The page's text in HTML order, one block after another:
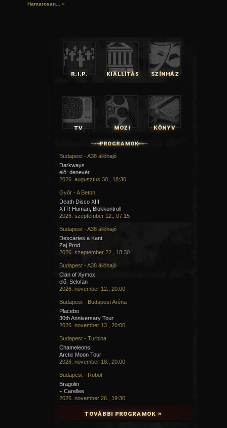
Hamarosan... »
Budapest - A38 állóhajó
Darkways
elő: denevér
2026. augusztus 30., 18:30
Győr - A Beton
Death Disco XIII
XTR Human, Blokkontroll
2026. szeptember 12., 07:15
Budapest - A38 állóhajó
Descartes a Kant
Zaj Prod.
2026. szeptember 22., 18:30
Budapest - A38 állóhajó
Clan of Xymox
elő: Selofan
2026. november 12., 20:00
Budapest - Budapest Aréna
Placebo
30th Anniversary Tour
2026. november 13., 20:00
Budapest - Turbina
Chameleons
Arctic Moon Tour
2026. november 18., 20:00
Budapest - Robot
Bragolin
+ Carellee
2026. november 26., 19:30